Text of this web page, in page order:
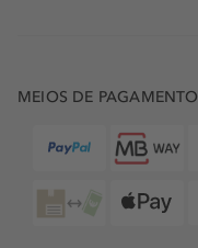
MEIOS DE PAGAMENTO